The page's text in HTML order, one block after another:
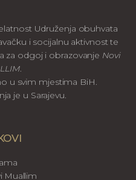
Udruženja obuhvata
i socijalnu aktivnost te
za odgoj i obrazovanje Novi
.
u svim mjestima BiH.
je u Sarajevu.
Muallim